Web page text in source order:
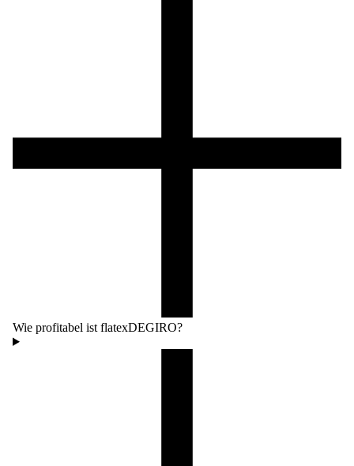
Wie profitabel ist flatexDEGIRO?